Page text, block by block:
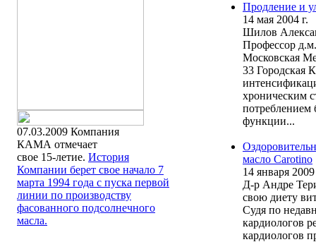
07.03.2009 Компания
КАМА отмечает
свое 15-летие. История
Компании берет свое начало 7
марта 1994 года с пуска первой
линии по производству
фасованного подсолнечного
масла.
Продление и
14 мая 2004 г.
Шилов
Профессор
Московская
33 Городская
хроническим
потреблением
функции...
масло Carotino
14 января
Д-р Андре
свою диету
Судя по
кардиологов
кардиологов